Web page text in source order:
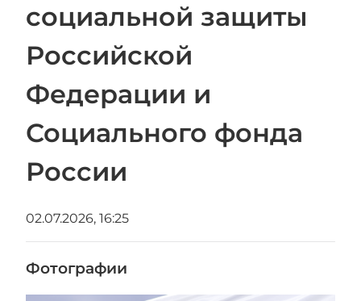
социальной защиты
Российской
Федерации и
Социального фонда
России
02.07.2026, 16:25
Фотографии